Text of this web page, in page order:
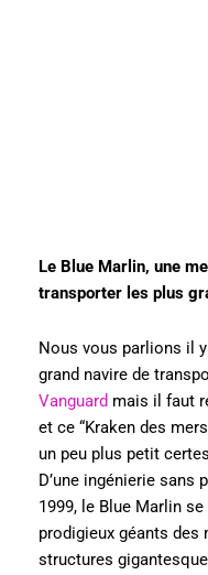
Le Blue Marlin, une
transporter les plus
Nous vous parlions il
grand navire de
Vanguard mais il faut
et ce “Kraken des
un peu plus petit
D’une ingénierie sans
1999, le Blue Marlin
prodigieux géants des
structures